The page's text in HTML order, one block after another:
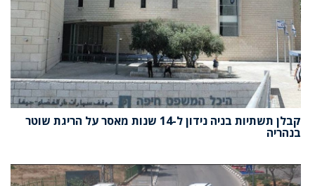
קבלן תשתיות בניה נידון ל-14 שנות מאסר על הריגת שוטר
בנהריה